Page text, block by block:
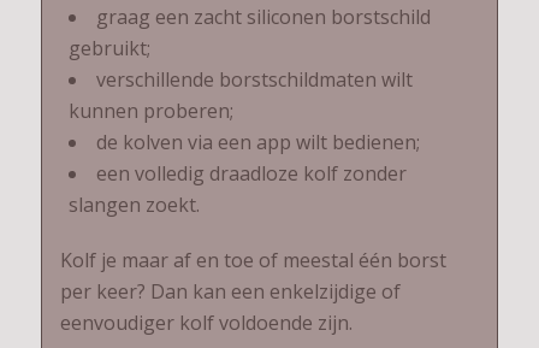
graag een zacht siliconen borstschild
gebruikt;
verschillende borstschildmaten wilt
kunnen proberen;
de kolven via een app wilt bedienen;
een volledig draadloze kolf zonder
slangen zoekt.
Kolf je maar af en toe of meestal één borst
per keer? Dan kan een enkelzijdige of
eenvoudiger kolf voldoende zijn.